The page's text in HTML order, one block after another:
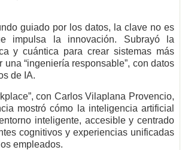
guiado por los datos, la clave no es
impulsa la innovación. Subrayó la
y cuántica para crear sistemas más
“ingeniería responsable”, con datos
de IA.
con Carlos Vilaplana Provencio,
mostró cómo la inteligencia artificial
inteligente, accesible y centrado
cognitivos y experiencias unificadas
empleados.